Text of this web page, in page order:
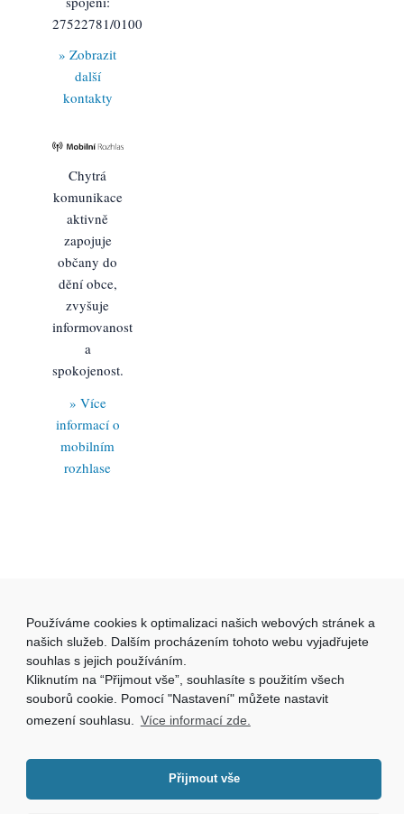
27522781/0100
» Zobrazit
další
kontakty
Chytrá
komunikace
aktivně
zapojuje
občany do
dění obce,
zvyšuje
informovanost
a
spokojenost.
» Více
informací o
mobilním
rozhlase
Používáme cookies k optimalizaci našich webových stránek a
našich služeb. Dalším procházením tohoto webu vyjadřujete
souhlas s jejich používáním.
Kliknutím na “Přijmout vše”, souhlasíte s použitím všech
souborů cookie. Pomocí "Nastavení" můžete nastavit
omezení souhlasu.
Více informací zde.
Přijmout vše